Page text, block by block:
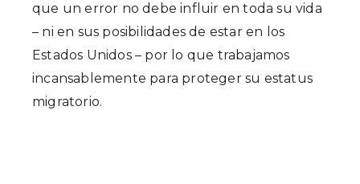
que un error no debe influir en toda su vida
– ni en sus posibilidades de estar en los
Estados Unidos – por lo que trabajamos
incansablemente para proteger su estatus
migratorio.